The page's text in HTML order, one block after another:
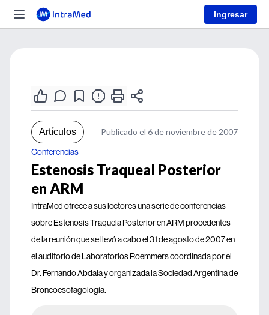
Ingresar
Artículos Publicado el 6 de noviembre de 2007
Conferencias
Estenosis Traqueal Posterior
en ARM
IntraMed ofrece a sus lectores una serie de conferencias
sobre Estenosis Traquela Posterior en ARM procedentes
de la reunión que se llevó a cabo el 31 de agosto de 2007 en
el auditorio de Laboratorios Roemmers coordinada por el
Dr. Fernando Abdala y organizada la Sociedad Argentina de
Broncoesofagología.